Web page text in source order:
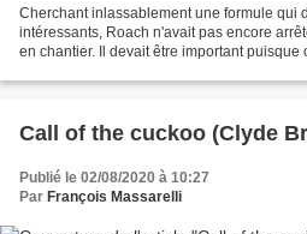
Cherchant inlassablement une formule qui
intéressants, Roach n'avait pas encore
en chantier. Il devait être important puisque
Call of the cuckoo (Clyde
Publié le 02/08/2020 à 10:27
Par François Massarelli